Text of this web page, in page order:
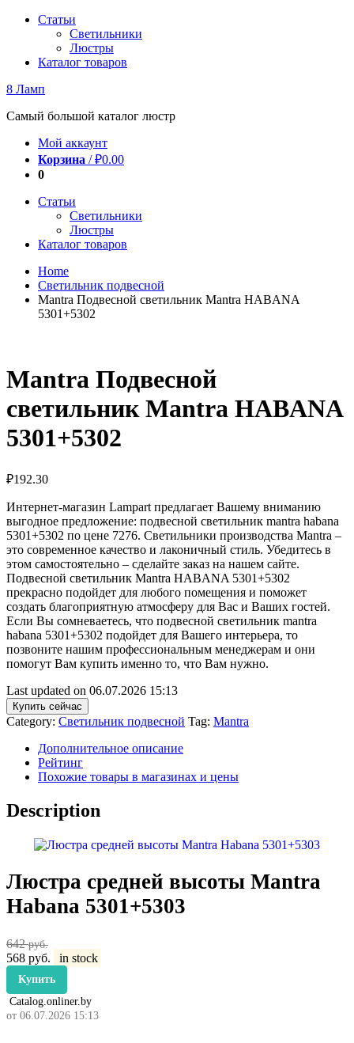
Перейти
содержимому
Статьи
Светильники
Люстры
Каталог товаров
8 Ламп
Самый большой каталог люстр
Мой аккаунт
Корзина /₽0.00
0
Статьи
Светильники
Люстры
Каталог товаров
Home
Светильник подвесной
Mantra Подвесной светильник Mantra HABANA
5301+5302
Mantra Подвесной
светильник Mantra HABANA
5301+5302
₽192.30
Интернет-магазин Lampart предлагает Вашему вниманию
выгодное предложение: подвесной светильник mantra habana
5301+5302 по цене 7276. Светильники производства Mantra –
это современное качество и лаконичный стиль. Убедитесь в
этом самостоятельно – сделайте заказ на нашем сайте.
Подвесной светильник Mantra HABANA 5301+5302
прекрасно подойдет для любого помещения и поможет
создать благоприятную атмосферу для Вас и Ваших гостей.
Если Вы сомневаетесь, что подвесной светильник mantra
habana 5301+5302 подойдет для Вашего интерьера, то
позвоните нашим профессиональным менеджерам и они
помогут Вам купить именно то, что Вам нужно.
Last updated on 06.07.2026 15:13
Купить сейчас
Category: Светильник подвесной Tag: Mantra
Дополнительное описание
Рейтинг
Похожие товары в магазинах и цены
Description
Люстра средней высоты Mantra
Habana 5301+5303
642руб.
568 руб. in stock
Купить
Catalog.onliner.by
от 06.07.2026 15:13